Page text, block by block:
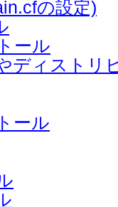
の設定)
ール
ディストリ
ール